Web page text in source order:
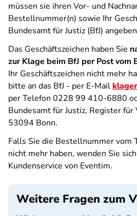
müssen sie ihren Vor- und
Bestellnummer(n) sowie Ihr
Bundesamt für Justiz (BfJ)
Das Geschäftszeichen haben Sie
zur Klage beim BfJ per Post vom
Ihr Geschäftszeichen nicht mehr
bitte an das BfJ - per E-Mail
per Telefon 0228 99 410-6880
Bundesamt für Justiz, Register für
53094 Bonn.
Falls Sie die Bestellnummer vom
nicht mehr haben, wenden Sie
Kundenservice von Eventim.
Weitere Fragen zum